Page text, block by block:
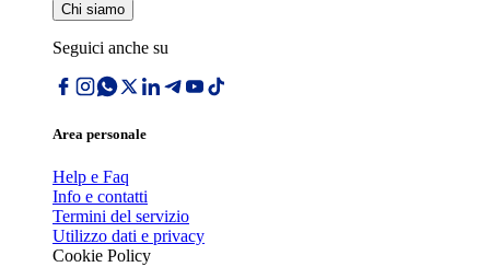
Chi siamo
Seguici anche su
Area personale
Help e Faq
Info e contatti
Termini del servizio
Utilizzo dati e privacy
Cookie Policy